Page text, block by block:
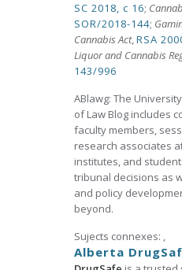
SC 2018, c 16;
SOR/2018-144;
Cannabis Act,RSA
Liquor and Cannabis
143/996
ABlawg: The
of Law Blog includes
faculty members,
research associates
institutes, and
tribunal decisions as
and policy
beyond.
Sujects connexes: ,
Alberta